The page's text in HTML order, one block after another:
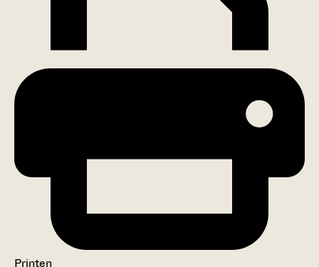
Printen